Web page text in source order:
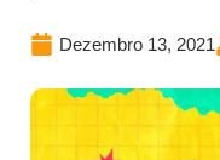
Dezembro 13, 2021